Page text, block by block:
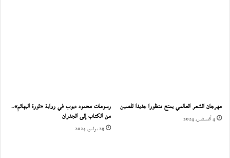
مهرجان الشعر العالمي يمنح منظورا جديدا للصين
4 أغسطس، 2024
رسومات محمود ديوب في رواية «ثورة البهائم»..
من الكتاب إلى الجدران
29 يوليو، 2024